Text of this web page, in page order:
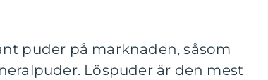
puder på marknaden, såsom
Löspuder är den mest